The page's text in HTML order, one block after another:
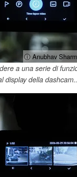
ⓘ Anubhav
a una serie di
display della